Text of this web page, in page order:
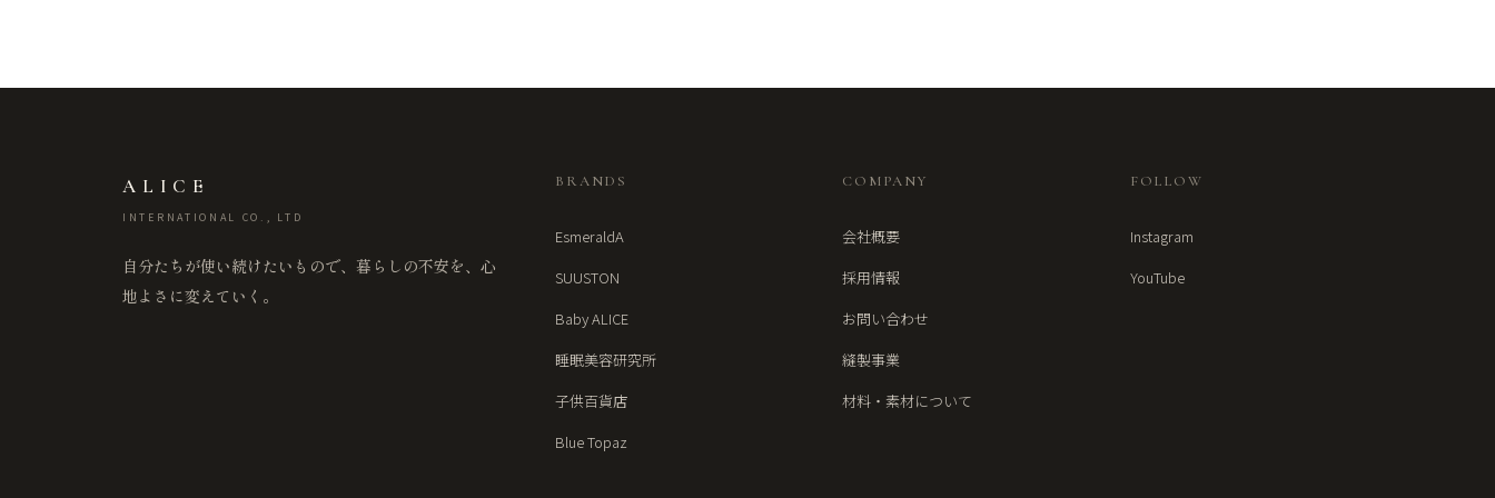
ALICE
INTERNATIONAL CO., LTD
自分たちが使い続けたいもので、暮らしの不安を、心
地よさに変えていく。
BRANDS
EsmeraldA
SUUSTON
Baby ALICE
睡眠美容研究所
子供百貨店
Blue Topaz
COMPANY
会社概要
採用情報
お問い合わせ
縫製事業
材料・素材について
FOLLOW
Instagram
YouTube